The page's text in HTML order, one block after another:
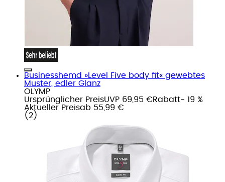
Businesshemd »Level Five body fit« gewebtes
Muster, edler Glanz
OLYMP
Ursprünglicher PreisUVP 69,95 €Rabatt- 19 %
Aktueller Preisab 55,99 €
( 2 )